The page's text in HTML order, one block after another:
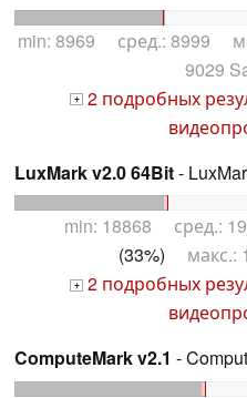
min: 8969 сред.: 8999
9029
+ 2 подробных
LuxMark v2.0 64Bit-
min: 18868 сред.:
(33%) макс.:
+ 2 подробных
ComputeMark v2.1 -